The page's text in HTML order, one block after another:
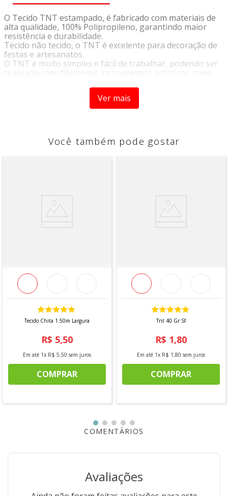
O Tecido TNT estampado, é fabricado com materiais de
alta qualidade, 100% Polipropileno, garantindo maior
resistência e durabilidade.
Tecido não tecido, o TNT é excelente para decoração de
festas e artesanatos.
O TNT é muito simples e fácil de trabalhar, podendo ser
realizado com diferentes instrumentos artísticos como
usar cola quente para não danificá-lo.
100% Polipropileno
Instruções de lavagem:
Temperatura máxima da base do ferro a 110°C/ o vapor
pode causar danos irreversíveis.
Instruções:Vendido a cada 1 metro, onde a medida se
Imagem meramente ilustrativa.
Ver mais
Você também pode gostar
Tecido Chita 1.50m Largura
R$ 5,50
Em até 1x R$ 5,50 sem juros
COMPRAR
Tnt 40 Gr Sf
R$ 1,80
Em até 1x R$ 1,80 sem juros
COMPRAR
COMENTÁRIOS
Avaliações